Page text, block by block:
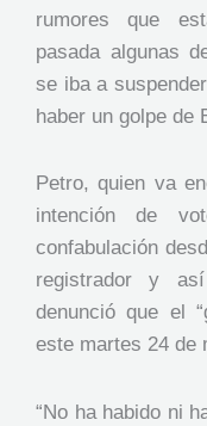
rumores que
pasada algunas
se iba a
haber un golpe de
Petro, quien va
intención de
confabulación
registrador y
denunció que el
este martes 24 de
“No ha habido ni